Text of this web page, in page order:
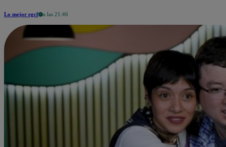
Lo mejor egcf a las 21:46